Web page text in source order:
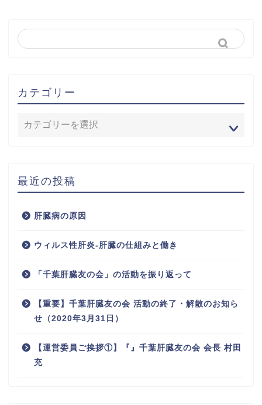
カテゴリー
最近の投稿
肝臓病の原因
ウィルス性肝炎-肝臓の仕組みと働き
「千葉肝臓友の会」の活動を振り返って
【重要】千葉肝臓友の会 活動の終了・解散のお知ら
せ（2020年3月31日）
【運営委員ご挨拶①】『』千葉肝臓友の会 会長 村田
充